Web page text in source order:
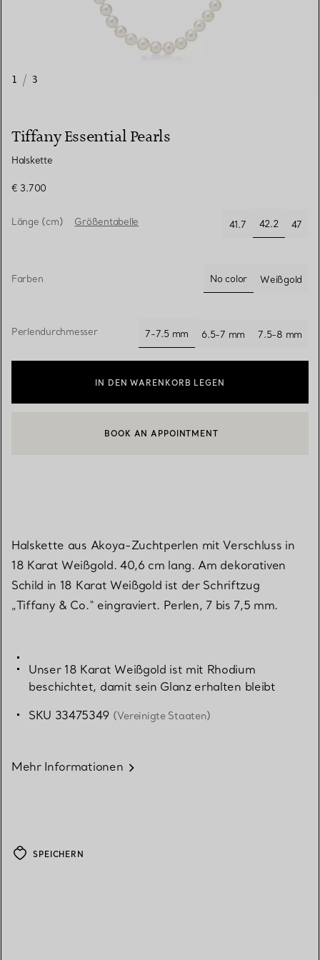
1 / 3
Tiffany Essential Pearls
Halskette
€ 3.700
Länge (cm) Größentabelle 41.7
42.2
ausgewählt
47
Farben
No color
ausgewählt
Weißgold
Perlendurchmesser
7-7.5 mm
ausgewählt
6.5-7 mm 7.5-8 mm
IN DEN WARENKORB LEGEN
EINEN KUNDENBERATER KONTAKTIEREN ODER EINEN
BOOK AN APPOINTMENT
Halskette aus Akoya-Zuchtperlen mit Verschluss in
18 Karat Weißgold. 40,6 cm lang. Am dekorativen
Schild in 18 Karat Weißgold ist der Schriftzug
„Tiffany & Co.“ eingraviert. Perlen, 7 bis 7,5 mm.
Unser 18 Karat Weißgold ist mit Rhodium
beschichtet, damit sein Glanz erhalten bleibt
SKU 33475349 (Vereinigte Staaten)
Mehr Informationen
SPEICHERN